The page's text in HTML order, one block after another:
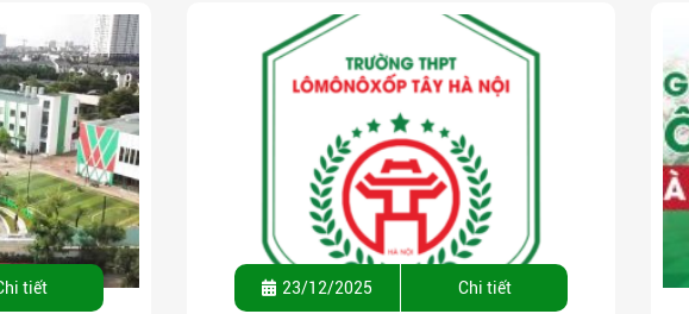
tiết 23/12/2025 Chi tiết